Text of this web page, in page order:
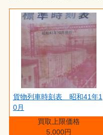
貨物列車時刻表 昭和41年1
0月
買取上限価格
5,000円